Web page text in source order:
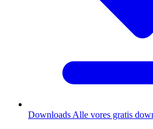
Downloads Alle vores gratis